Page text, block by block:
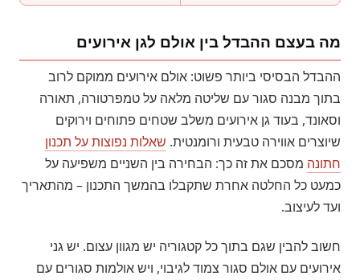
מה בעצם ההבדל בין אולם לגן אירועים
ההבדל הבסיסי ביותר פשוט: אולם אירועים ממוקם לרוב
בתוך מבנה סגור עם שליטה מלאה על טמפרטורה, תאורה
וסאונד, בעוד גן אירועים משלב שטחים פתוחים וירוקים
שיוצרים אווירה טבעית ורומנטית. שאלות נפוצות על תכנון
חתונה מסכם את זה כך: הבחירה בין השניים משפיעה על
כמעט כל החלטה אחרת שתקבלו בהמשך התכנון – מהתאריך
ועד לעיצוב.
חשוב להבין שגם בתוך כל קטגוריה יש מגוון עצום. יש גני
אירועים עם אולם סגור צמוד לגיבוי, ויש אולמות סגורים עם